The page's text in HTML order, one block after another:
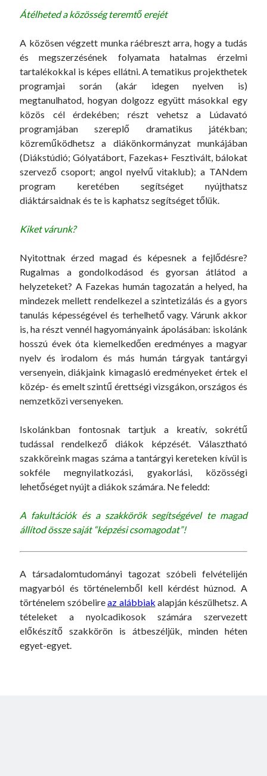
Átélheted a közösség teremtő erejét
A közösen végzett munka ráébreszt arra, hogy a tudás
és megszerzésének folyamata hatalmas érzelmi
tartalékokkal is képes ellátni. A tematikus projekthetek
programjai során (akár idegen nyelven is)
megtanulhatod, hogyan dolgozz együtt másokkal egy
közös cél érdekében; részt vehetsz a Lúdavató
programjában szereplő dramatikus játékban;
közreműködhetsz a diákönkormányzat munkájában
(Diákstúdió; Gólyatábort, Fazekas+ Fesztivált, bálokat
szervező csoport; angol nyelvű vitaklub); a TANdem
program keretében segítséget nyújthatsz
diáktársaidnak és te is kaphatsz segítséget tőlük.
Kiket várunk?
Nyitottnak érzed magad és képesnek a fejlődésre?
Rugalmas a gondolkodásod és gyorsan átlátod a
helyzeteket? A Fazekas humán tagozatán a helyed, ha
mindezek mellett rendelkezel a szintetizálás és a gyors
tanulás képességével és terhelhető vagy. Várunk akkor
is, ha részt vennél hagyományaink ápolásában: iskolánk
hosszú évek óta kiemelkedően eredményes a magyar
nyelv és irodalom és más humán tárgyak tantárgyi
versenyein, diákjaink kimagasló eredményeket értek el
közép- és emelt szintű érettségi vizsgákon, országos és
nemzetközi versenyeken.
Iskolánkban fontosnak tartjuk a kreatív, sokrétű
tudással rendelkező diákok képzését. Választható
szakköreink magas száma a tantárgyi kereteken kívül is
sokféle megnyilatkozási, gyakorlási, közösségi
lehetőséget nyújt a diákok számára. Ne feledd:
A fakultációk és a szakkörök segítségével te magad
állítod össze saját “képzési csomagodat”!
A társadalomtudományi tagozat szóbeli felvételijén
magyarból és történelemből kell kérdést húznod. A
történelem szóbelireaz alábbiak alapján készülhetsz. A
tételeket a nyolcadikosok számára szervezett
előkészítő szakkörön is átbeszéljük, minden héten
egyet-egyet.